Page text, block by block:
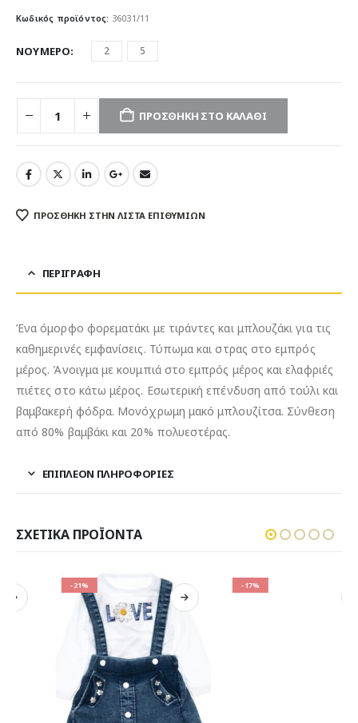
was:
26.00€.
τιμή
είναι:
20.50€.
Κωδικός προϊόντος: 36031/11
ΝΟΥΜΕΡΟ 2 5
ΠΡΟΣΘΉΚΗ ΣΤΟ ΚΑΛΆΘΙ
ΠΡΌΣΘΉΚΗ ΣΤΗΝ ΛΊΣΤΑ ΕΠΙΘΥΜΙΏΝ
ΠΕΡΙΓΡΑΦΉ
Ένα όμορφο φορεματάκι με τιράντες και μπλουζάκι για τις
καθημερινές εμφανίσεις. Τύπωμα και στρας στο εμπρός
μέρος. Άνοιγμα με κουμπιά στο εμπρός μέρος και ελαφριές
πιέτες στο κάτω μέρος. Εσωτερική επένδυση από τούλι και
βαμβακερή φόδρα. Μονόχρωμη μακό μπλουζίτσα. Σύνθεση
από 80% βαμβάκι και 20% πολυεστέρας.
ΕΠΙΠΛΈΟΝ ΠΛΗΡΟΦΟΡΊΕΣ
ΣΧΕΤΙΚΆ ΠΡΟΪΌΝΤΑ